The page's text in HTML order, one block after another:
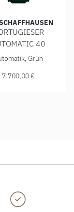
40, Ref:
40
Grün
7.700,00 €